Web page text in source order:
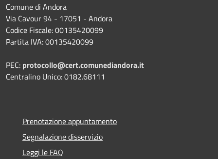
Comune di Andora
Via Cavour 94 - 17051 - Andora
Codice Fiscale: 00135420099
Partita IVA: 00135420099
PEC: protocollo@cert.comunediandora.it
Centralino Unico: 0182.68111
Prenotazione appuntamento
Segnalazione disservizio
Leggi le FAQ